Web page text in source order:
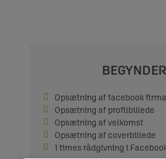
BEGYNDER
Opsætning af facebook
Opsætning af profilbillede
Opsætning af velkomst
Opsætning af coverbillede
1 times rådgivning i